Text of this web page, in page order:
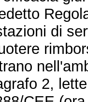
di
2,